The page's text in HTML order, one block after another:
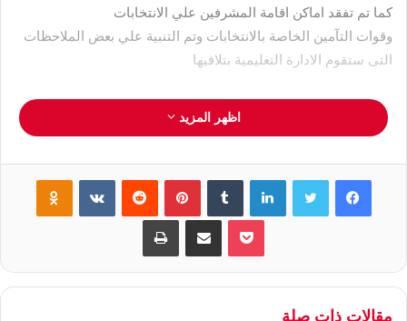
كما تم تفقد اماكن اقامة المشرفين علي الانتخابات
وقوات التآمين الخاصة بالانتخابات وتم التنبية علي بعض الملاحظات
التى ستقوم الادارة التعليمية بتلافيها
اظهر المزيد
فيسبوك تويتر لينكدإن بينتيريست
بوكيت مشاركة عبر البريد طباعة
مقالات ذات صلة